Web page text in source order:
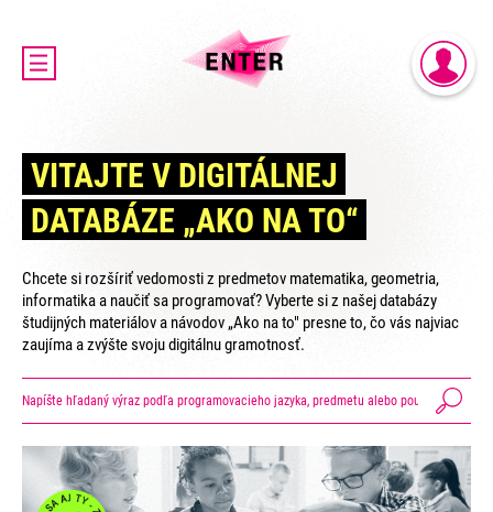
O PROJEKTE ENTER
ENTER MICRO:BIT 3D CUP
ENTER PROGRAMIÁDA
VIDEÁ YOUTUBEROV
VAŠE NÁPADY
KONTAKTY
REGISTRÁCIA
VITAJTE V DIGITÁLNEJ
DATABÁZE „AKO NA TO“
Chcete si rozšíriť vedomosti z predmetov matematika, geometria,
informatika a naučiť sa programovať? Vyberte si z našej databázy
študijných materiálov a návodov „Ako na to" presne to, čo vás najviac
zaujíma a zvýšte svoju digitálnu gramotnosť.